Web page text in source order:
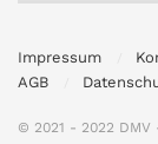
Impressum
AGB
© 2021 - 2022